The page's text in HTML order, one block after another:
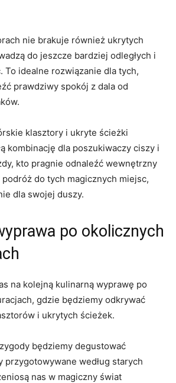
‍nie brakuje również ukrytych
do jeszcze ​bardziej ‌odległych i⁤
⁤To idealne⁢ rozwiązanie dla tych,
prawdziwy‌ spokój z ⁣dala od
klasztory i ukryte ścieżki
kombinację dla poszukiwaczy ciszy i
kto pragnie odnaleźć wewnętrzny‍
do ⁣tych magicznych miejsc,
dla swojej duszy.
po okolicznych
‌na kolejną⁤ kulinarną‍ wyprawę po
gdzie będziemy odkrywać
i ukrytych ścieżek.
będziemy degustować
przygotowywane według starych​
nas w magiczny świat